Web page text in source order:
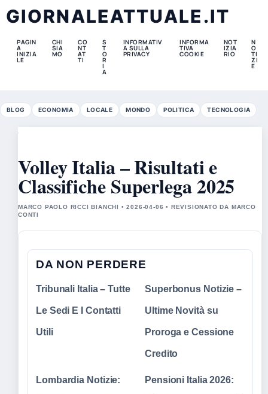
GIORNALEATTUALE.IT
PAGIN
A
INIZIA
LE
CHI
SIA
MO
CO
NT
AT
TI
S
T
O
R
I
A
INFORMATIV
A SULLA
PRIVACY
INFORMA
TIVA
COOKIE
NOT
IZIA
RIO
N
O
TI
ZI
E
BLOG ECONOMIA LOCALE MONDO POLITICA TECNOLOGIA
Volley Italia – Risultati e
Classifiche Superlega 2025
MARCO PAOLO RICCI BIANCHI • 2026-04-06 • REVISIONATO DA MARCO
CONTI
DA NON PERDERE
Tribunali Italia – Tutte
Le Sedi E I Contatti
Utili
Superbonus Notizie –
Ultime Novità su
Proroga e Cessione
Credito
Lombardia Notizie: Pensioni Italia 2026: